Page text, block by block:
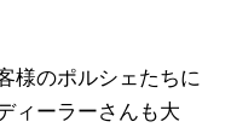
様のポルシェたちに
ィーラーさんも大